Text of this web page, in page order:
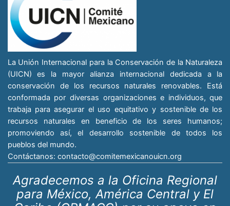
La Unión Internacional para la Conservación de la Naturaleza
(UICN) es la mayor alianza internacional dedicada a la
conservación de los recursos naturales renovables. Está
conformada por diversas organizaciones e individuos, que
trabaja para asegurar el uso equitativo y sostenible de los
recursos naturales en beneficio de los seres humanos;
promoviendo así, el desarrollo sostenible de todos los
pueblos del mundo.
Contáctanos: contacto@comitemexicanouicn.org
Agradecemos a la Oficina Regional
para México, América Central y El